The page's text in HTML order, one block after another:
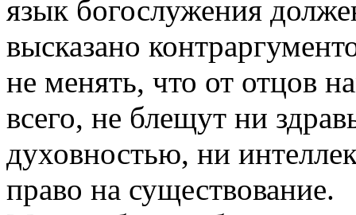
язык богослужения
высказано
не менять, что от отцов
всего, не блещут ни
духовностью, ни
право на существование.